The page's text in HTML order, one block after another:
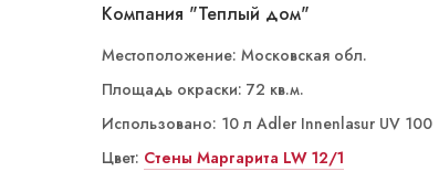
ST 14/4 Кампань
Компания "Теплый дом"
Местоположение: Московская обл.
Площадь окраски: 72 кв.м.
Использовано: 10 л Adler Innenlasur UV 100
Цвет: Стены Маргарита LW 12/1
Маргарита LW 12/1